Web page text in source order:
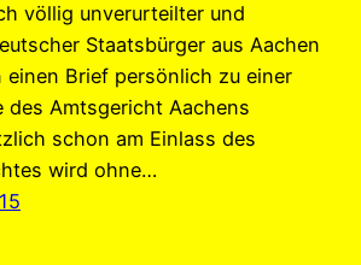
völlig unverurteilter und
Staatsbürger aus Aachen
einen Brief persönlich zu einer
des Amtsgericht Aachens
schon am Einlass des
wird ohne…